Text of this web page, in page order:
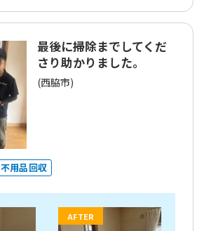
最後に掃除までしてくだ
さり助かりました。
(西脇市)
不用品回収
AFTER